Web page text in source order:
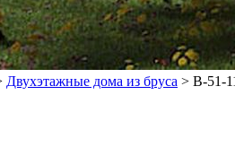
Двухэтажные дома из бруса > B-51-